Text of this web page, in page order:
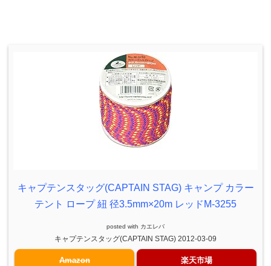
キャプテンスタッグ(CAPTAIN STAG) キャンプ カラー
テント ロープ 紐 径3.5mm×20m レッドM-3255
posted with カエレバ
キャプテンスタッグ(CAPTAIN STAG) 2012-03-09
Amazon 楽天市場